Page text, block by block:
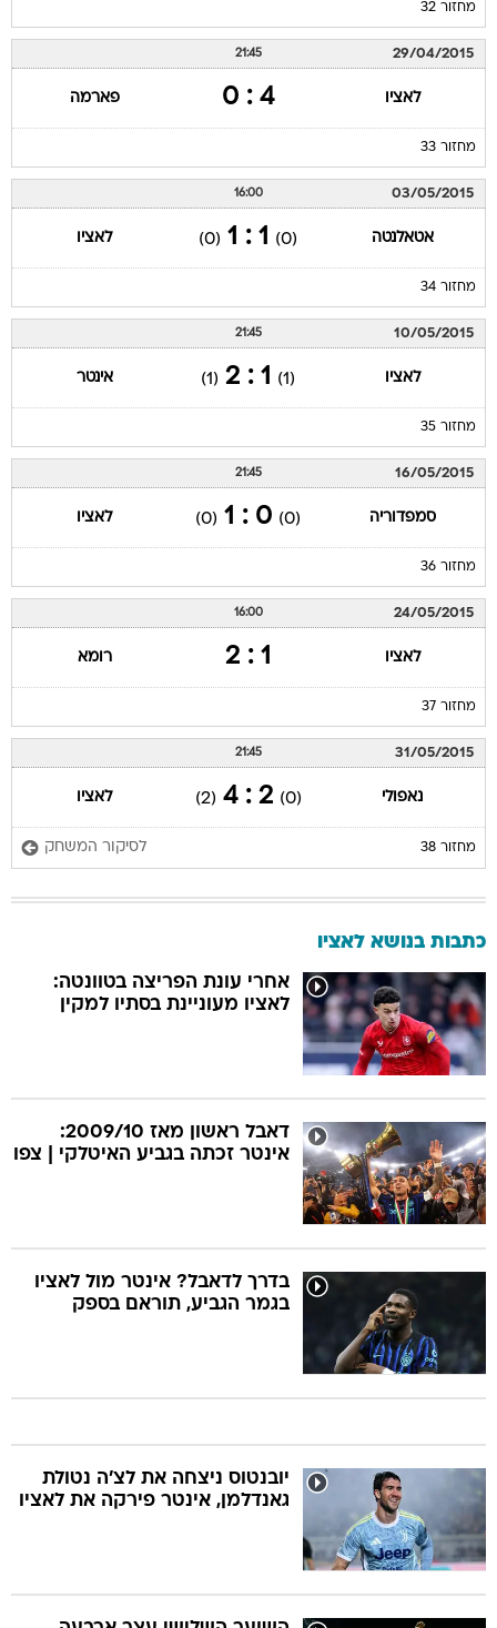
מחזור 32
29/04/2015
21:45
לאציו 4 : 0 פארמה
מחזור 33
03/05/2015
16:00
אטאלנטה (0)
1 : 1
(0) לאציו
מחזור 34
10/05/2015
21:45
לאציו (1)
1 : 2
(1) אינטר
מחזור 35
16/05/2015
21:45
סמפדוריה (0)
0 : 1
(0) לאציו
מחזור 36
24/05/2015
16:00
לאציו 1 : 2 רומא
מחזור 37
31/05/2015
21:45
נאפולי (0)
2 : 4
(2) לאציו
מחזור 38 לסיקור המשחק
כתבות בנושא לאציו
אחרי עונת הפריצה בטוונטה:
לאציו מעוניינת בסתיו למקין
דאבל ראשון מאז 2009/10:
אינטר זכתה בגביע האיטלקי | צפו
בדרך לדאבל? אינטר מול לאציו
בגמר הגביע, תוראם בספק
יובנטוס ניצחה את לצ'ה נטולת
גאנדלמן, אינטר פירקה את לאציו